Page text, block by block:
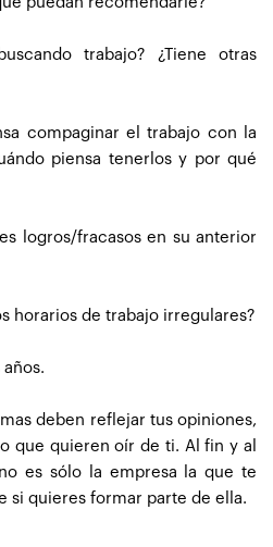
trabajo? ¿Tiene otras
compaginar el trabajo con la
piensa tenerlos y por qué
logros/fracasos en su anterior
horarios de trabajo irregulares?
deben reflejar tus opiniones,
que quieren oír de ti. Al fin y al
es sólo la empresa la que te
si quieres formar parte de ella.